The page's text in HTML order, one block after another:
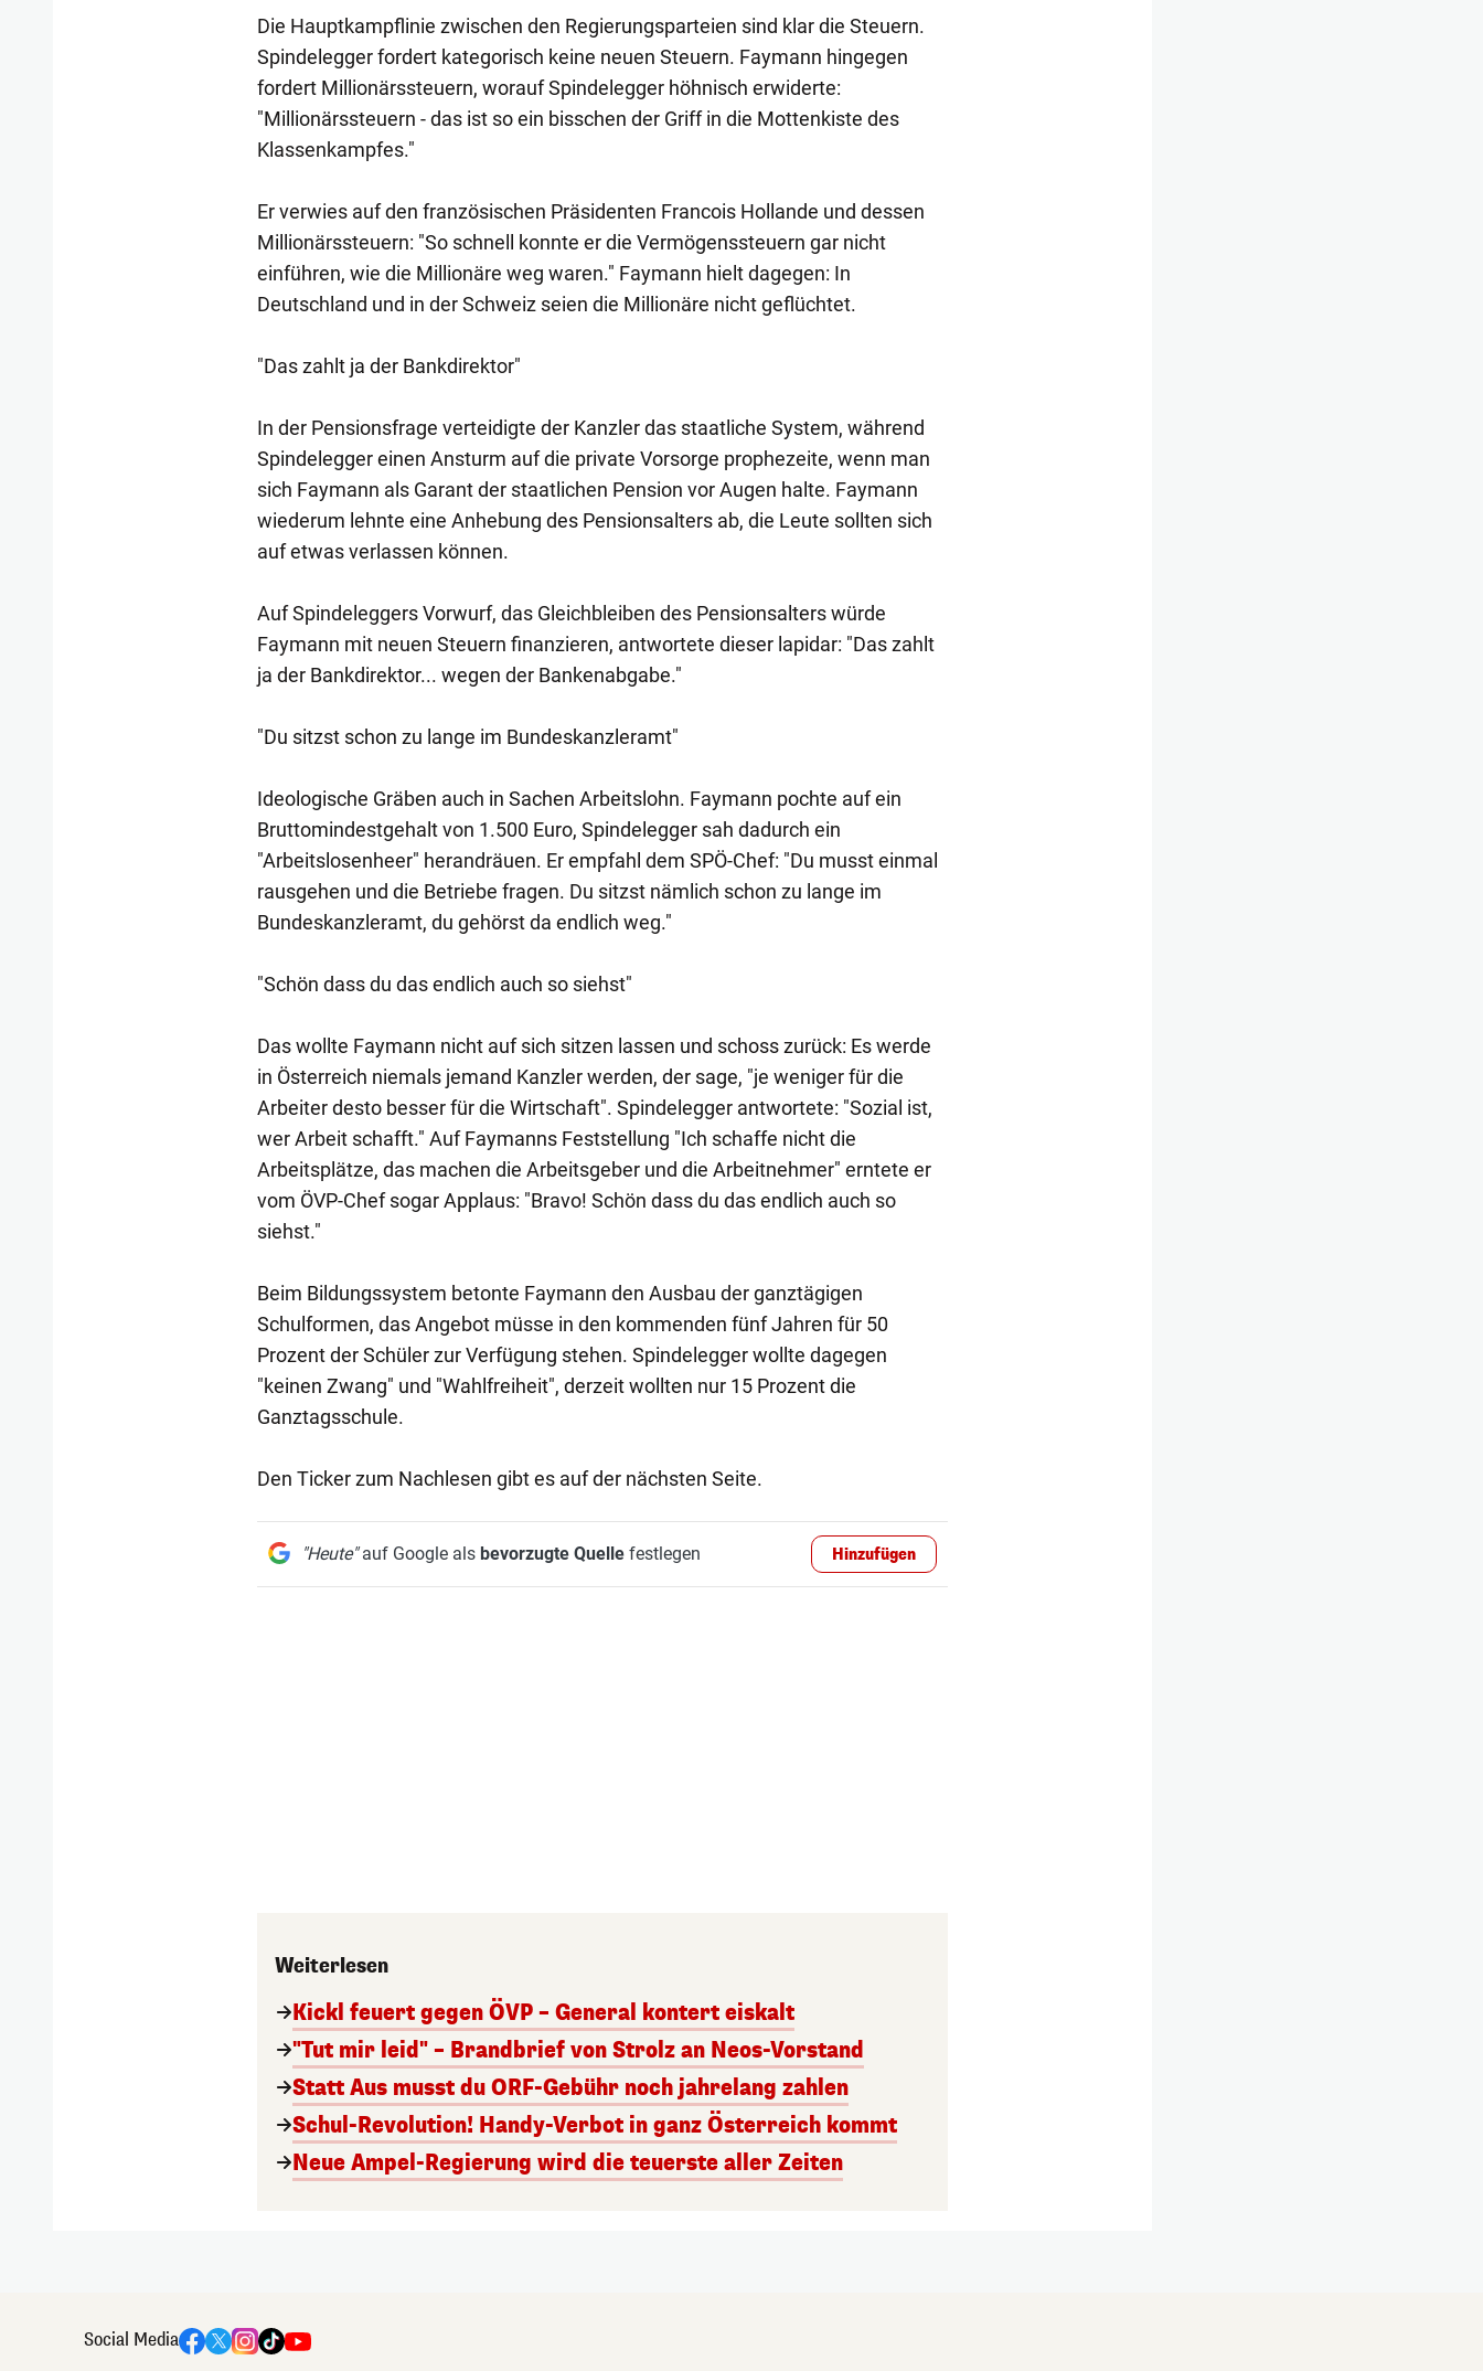
Die Hauptkampflinie zwischen den Regierungsparteien sind klar die Steuern.
Spindelegger fordert kategorisch keine neuen Steuern. Faymann hingegen
fordert Millionärssteuern, worauf Spindelegger höhnisch erwiderte:
"Millionärssteuern - das ist so ein bisschen der Griff in die Mottenkiste des
Klassenkampfes."
Er verwies auf den französischen Präsidenten Francois Hollande und dessen
Millionärssteuern: "So schnell konnte er die Vermögenssteuern gar nicht
einführen, wie die Millionäre weg waren." Faymann hielt dagegen: In
Deutschland und in der Schweiz seien die Millionäre nicht geflüchtet.
"Das zahlt ja der Bankdirektor"
In der Pensionsfrage verteidigte der Kanzler das staatliche System, während
Spindelegger einen Ansturm auf die private Vorsorge prophezeite, wenn man
sich Faymann als Garant der staatlichen Pension vor Augen halte. Faymann
wiederum lehnte eine Anhebung des Pensionsalters ab, die Leute sollten sich
auf etwas verlassen können.
Auf Spindeleggers Vorwurf, das Gleichbleiben des Pensionsalters würde
Faymann mit neuen Steuern finanzieren, antwortete dieser lapidar: "Das zahlt
ja der Bankdirektor... wegen der Bankenabgabe."
"Du sitzst schon zu lange im Bundeskanzleramt"
Ideologische Gräben auch in Sachen Arbeitslohn. Faymann pochte auf ein
Bruttomindestgehalt von 1.500 Euro, Spindelegger sah dadurch ein
"Arbeitslosenheer" herandräuen. Er empfahl dem SPÖ-Chef: "Du musst einmal
rausgehen und die Betriebe fragen. Du sitzst nämlich schon zu lange im
Bundeskanzleramt, du gehörst da endlich weg."
"Schön dass du das endlich auch so siehst"
Das wollte Faymann nicht auf sich sitzen lassen und schoss zurück: Es werde
in Österreich niemals jemand Kanzler werden, der sage, "je weniger für die
Arbeiter desto besser für die Wirtschaft". Spindelegger antwortete: "Sozial ist,
wer Arbeit schafft." Auf Faymanns Feststellung "Ich schaffe nicht die
Arbeitsplätze, das machen die Arbeitsgeber und die Arbeitnehmer" erntete er
vom ÖVP-Chef sogar Applaus: "Bravo! Schön dass du das endlich auch so
siehst."
Beim Bildungssystem betonte Faymann den Ausbau der ganztägigen
Schulformen, das Angebot müsse in den kommenden fünf Jahren für 50
Prozent der Schüler zur Verfügung stehen. Spindelegger wollte dagegen
"keinen Zwang" und "Wahlfreiheit", derzeit wollten nur 15 Prozent die
Ganztagsschule.
Den Ticker zum Nachlesen gibt es auf der nächsten Seite.
"Heute"auf Google als bevorzugte Quellefestlegen Hinzufügen
Weiterlesen
Kickl feuert gegen ÖVP – General kontert eiskalt
"Tut mir leid" – Brandbrief von Strolz an Neos-Vorstand
Statt Aus musst du ORF-Gebühr noch jahrelang zahlen
Schul-Revolution! Handy-Verbot in ganz Österreich kommt
Neue Ampel-Regierung wird die teuerste aller Zeiten
Social Media